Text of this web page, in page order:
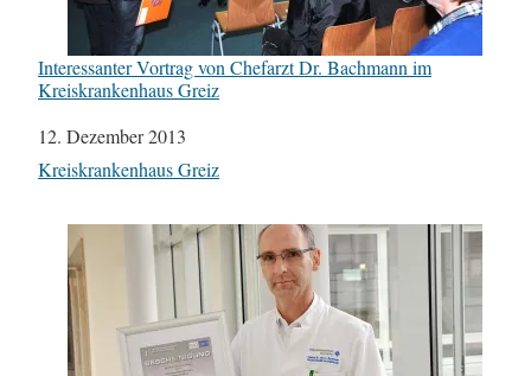
Interessanter Vortrag von Chefarzt Dr. Bachmann im
Kreiskrankenhaus Greiz
Datum
12. Dezember 2013
In Bezug auf
Kreiskrankenhaus Greiz